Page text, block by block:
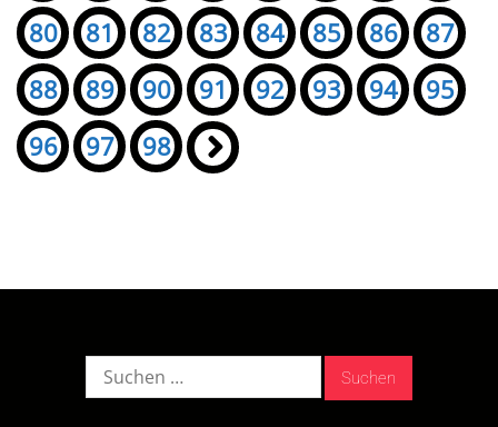
80
81 82 83 84 85 86
87
88
89 90 91 92 93 94
95
96
97 98 »
Suche